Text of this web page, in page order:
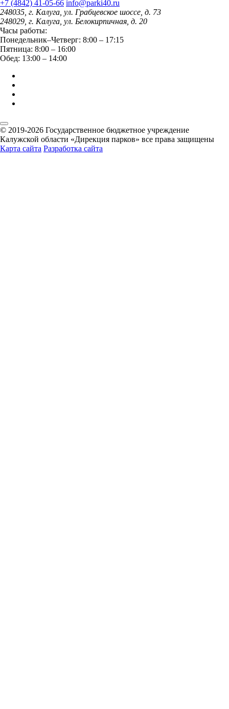
+7 (4842) 41-05-66 info@parki40.ru
248035, г. Калуга, ул. Грабцевское шоссе, д. 73
248029, г. Калуга, ул. Белокирпичная, д. 20
Часы работы:
Понедельник–Четверг: 8:00 – 17:15
Пятница: 8:00 – 16:00
Обед: 13:00 – 14:00
© 2019-2026 Государственное бюджетное учреждение
Калужской области «Дирекция парков» все права защищены
Карта сайта Разработка сайта